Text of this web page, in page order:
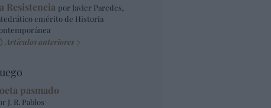
Resistencia por Javier Paredes,
emérito de Historia
Artículos anteriores
pasmado
J. R. Pablos